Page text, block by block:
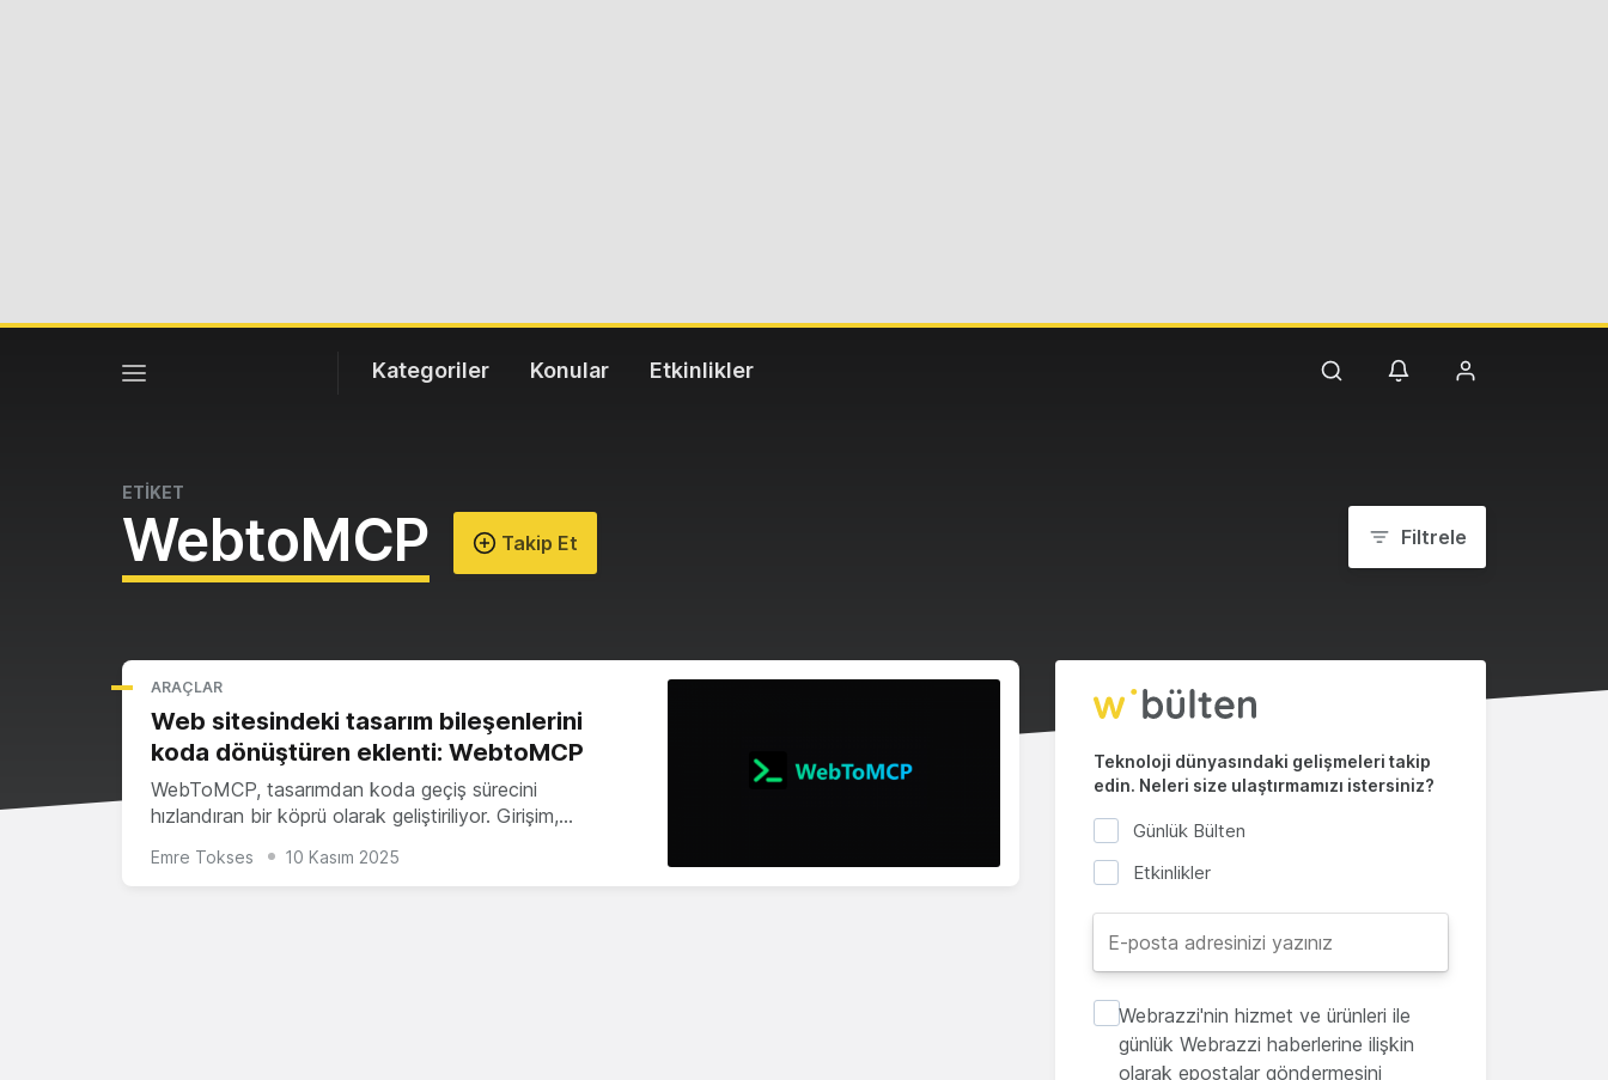
Kategoriler Konular Etkinlikler
ETİKET
WebtoMCP Takip Et Filtrele
ARAÇLAR
Web sitesindeki tasarım bileşenlerini
koda dönüştüren eklenti: WebtoMCP
WebToMCP, tasarımdan koda geçiş sürecini
hızlandıran bir köprü olarak geliştiriliyor. Girişim,…
Emre Tokses 10 Kasım 2025
Teknoloji dünyasındaki gelişmeleri takip
edin. Neleri size ulaştırmamızı istersiniz?
Günlük Bülten
Etkinlikler
Webrazzi'nin hizmet ve ürünleri ile
günlük Webrazzi haberlerine ilişkin
olarak epostalar göndermesini